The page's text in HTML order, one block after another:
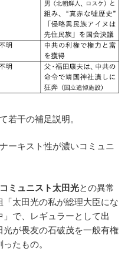
若干の補足説明。
ーキスト性が濃いコミュニ
ミュニスト太田光との異常
「太田光の私が総理大臣にな
」で、レギュラーとして出
が畏友の石破茂を一般有権
たもの。